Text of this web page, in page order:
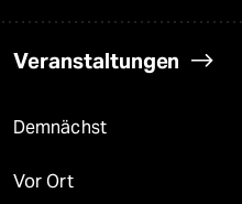
Veranstaltungen
Demnächst
Vor Ort